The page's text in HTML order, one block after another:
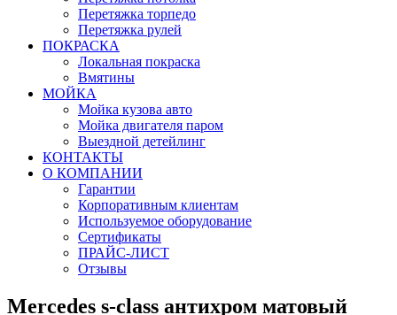
Перетяжка торпедо
Перетяжка рулей
ПОКРАСКА
Локальная покраска
Вмятины
МОЙКА
Мойка кузова авто
Мойка двигателя паром
Выездной детейлинг
КОНТАКТЫ
О КОМПАНИИ
Гарантии
Корпоративным клиентам
Используемое оборудование
Сертификаты
ПРАЙС-ЛИСТ
Отзывы
Mercedes s-class антихром матовый